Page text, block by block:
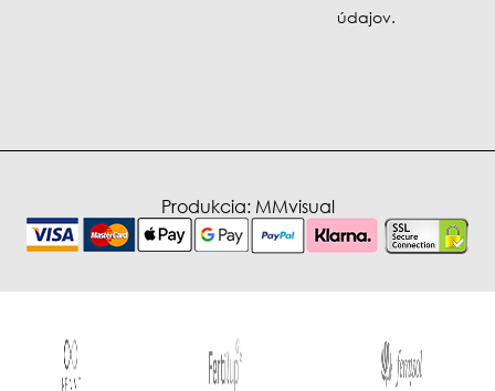
údajov.
Produkcia: MMvisual